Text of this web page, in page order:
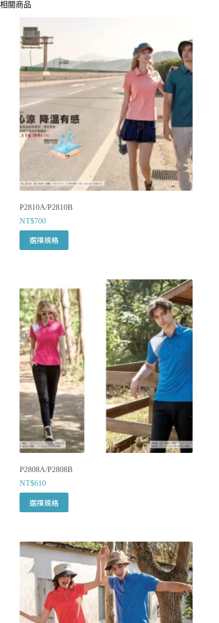
相關商品
P2810A/P2810B
NT$700
選擇規格
產
種
款
式。
可
在
產
品
頁
面
選
擇
選
項
P2808A/P2808B
NT$610
選擇規格
產
多
種
產